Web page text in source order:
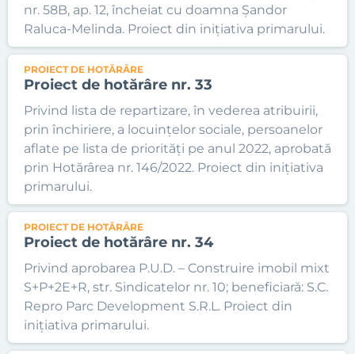
nr. 58B, ap. 12, încheiat cu doamna Șandor
Raluca-Melinda. Proiect din inițiativa primarului.
PROIECT DE HOTĂRÂRE
Proiect de hotărâre nr. 33
Privind lista de repartizare, în vederea atribuirii,
prin închiriere, a locuințelor sociale, persoanelor
aflate pe lista de priorități pe anul 2022, aprobată
prin Hotărârea nr. 146/2022. Proiect din inițiativa
primarului.
PROIECT DE HOTĂRÂRE
Proiect de hotărâre nr. 34
Privind aprobarea P.U.D. – Construire imobil mixt
S+P+2E+R, str. Sindicatelor nr. 10; beneficiară: S.C.
Repro Parc Development S.R.L. Proiect din
inițiativa primarului.